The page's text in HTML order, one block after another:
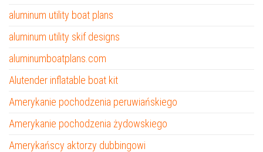
aluminum utility boat plans
aluminum utility skif designs
aluminumboatplans.com
Alutender inflatable boat kit
Amerykanie pochodzenia peruwiańskiego
Amerykanie pochodzenia żydowskiego
Amerykańscy aktorzy dubbingowi